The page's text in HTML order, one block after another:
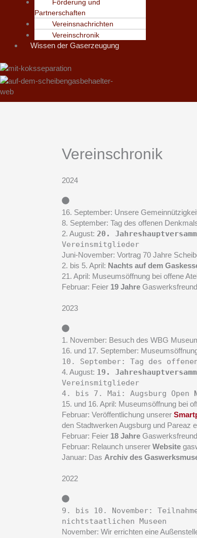
Förderung und
Partnerschaften
Vereinsnachrichten
Vereinschronik
Wissen der Gaserzeugung
Vereinschronik
2024
16. September: Unsere
8. September: Tag des offenen
2. August: 20.
Vereinsmitglieder
Juni-November: Vortrag 70 Jahre
2. bis 5. April: Nachts auf dem
21. April: Museumsöffnung bei offene
Februar: Feier 19 Jahre
2023
1. November: Besuch des WBG
16. und 17. September:
10. September: Tag des
4. August: 19.
Vereinsmitglieder
4. bis 7. Mai: Augsburg Open
15. und 16. April: Museumsöffnung bei
Februar: Veröffentlichung unserer
den Stadtwerken Augsburg und Pareaz
Februar: Feier 18 Jahre
Februar: Relaunch unserer Website
Januar: Das Archiv des
2022
9. bis 10. November: Teilnahme
nichtstaatlichen Museen
November: Wir errichten eine